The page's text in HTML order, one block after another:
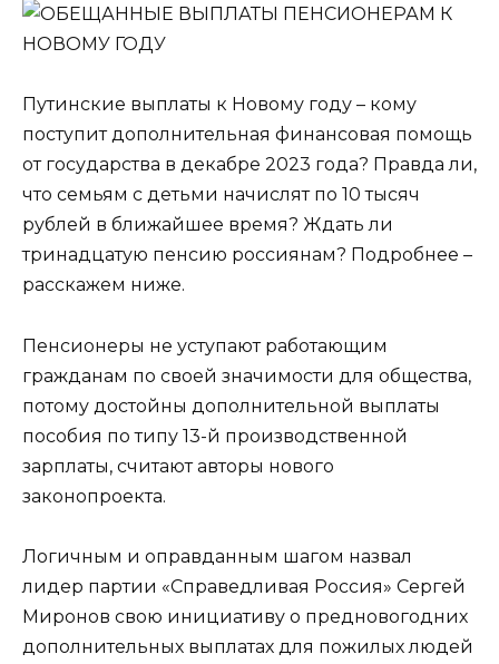
Путинские выплаты к Новому году – кому
поступит дополнительная финансовая помощь
от государства в декабре 2023 года? Правда ли,
что семьям с детьми начислят по 10 тысяч
рублей в ближайшее время? Ждать ли
тринадцатую пенсию россиянам? Подробнее –
расскажем ниже.
Пенсионеры не уступают работающим
гражданам по своей значимости для общества,
потому достойны дополнительной выплаты
пособия по типу 13-й производственной
зарплаты, считают авторы нового
законопроекта.
Логичным и оправданным шагом назвал
лидер партии «Справедливая Россия» Сергей
Миронов свою инициативу о предновогодних
дополнительных выплатах для пожилых людей